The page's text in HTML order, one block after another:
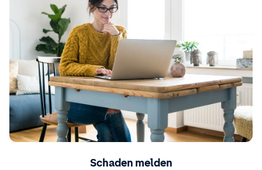
Schaden melden